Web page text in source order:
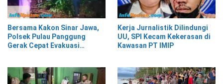
Bersama Kakon Sinar Jawa,
Polsek Pulau Panggung
Gerak Cepat Evakuasi
Kerja Jurnalistik Dilindungi
UU, SPI Kecam Kekerasan di
Kawasan PT IMIP